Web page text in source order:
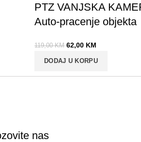
PTZ VANJSKA
Auto-pracenje objekta
119,00KM 62,00 KM
DODAJ U KORPU
nas